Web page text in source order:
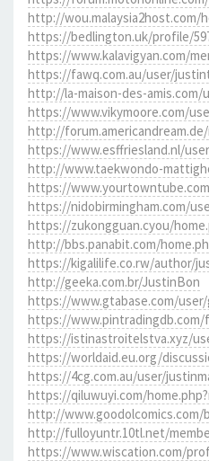
http://wou.malaysia2host.com/
https://bedlington.uk/profile/
https://www.kalavigyan.com/
https://fawq.com.au/user/
http://la-maison-des-
https://www.vikymoore.com/
http://forum.americandream.de/
https://www.esffriesland.nl/
http://www.taekwondo-
https://
https://nidobirmingham.com/
https://zukongguan.cyou/
http://bbs.panabit.com/
https://kigalilife.co.rw/author/
http://geeka.com.br/JustinBon
https://www.gtabase.com/
https://www.pintradingdb.com/
https://istinastroitelstva.xyz/
https://worldaid.eu.org/
https://4cg.com.au/user/
https://qiluwuyi.com/
http://
http://fulloyuntr.10tl.net/
https://www.wiscation.com/